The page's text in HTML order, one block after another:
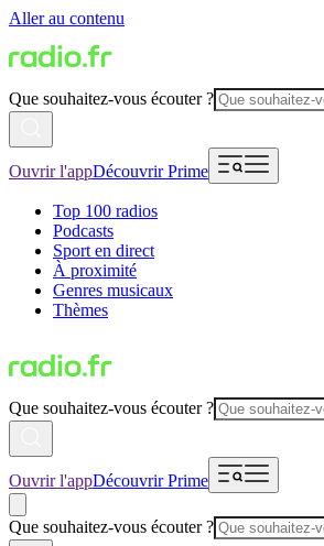
Aller au contenu
Que souhaitez-vous écouter ?
Ouvrir l'appDécouvrir Prime
Top 100 radios
Podcasts
Sport en direct
À proximité
Genres musicaux
Thèmes
Que souhaitez-vous écouter ?
Ouvrir l'appDécouvrir Prime
Que souhaitez-vous écouter ?